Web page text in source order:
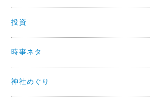
投資
時事ネタ
神社めぐり